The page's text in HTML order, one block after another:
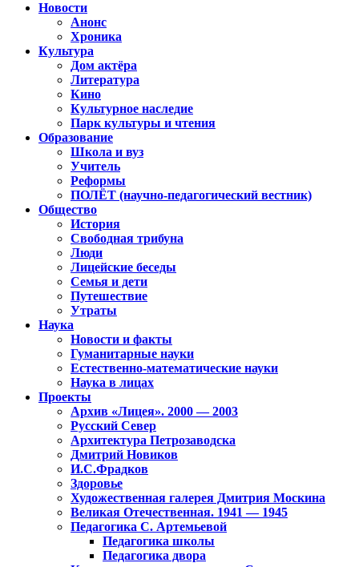
Новости
Анонс
Хроника
Культура
Дом актёра
Литература
Кино
Культурное наследие
Парк культуры и чтения
Образование
Школа и вуз
Учитель
Реформы
ПОЛЁТ (научно-педагогический вестник)
Общество
История
Свободная трибуна
Люди
Лицейские беседы
Семья и дети
Путешествие
Утраты
Наука
Новости и факты
Гуманитарные науки
Естественно-математические науки
Наука в лицах
Проекты
Архив «Лицея». 2000 — 2003
Русский Север
Архитектура Петрозаводска
Дмитрий Новиков
И.С.Фрадков
Здоровье
Художественная галерея Дмитрия Москина
Великая Отечественная. 1941 — 1945
Педагогика С. Артемьевой
Педагогика школы
Педагогика двора